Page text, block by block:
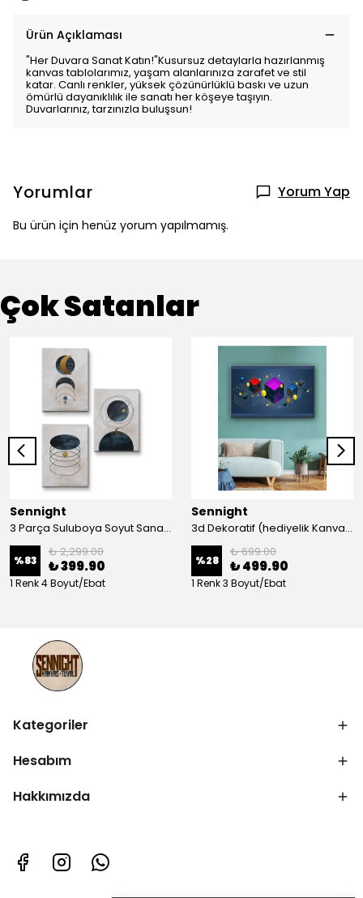
Ürün Açıklaması
"Her Duvara Sanat Katın!"Kusursuz detaylarla hazırlanmış
kanvas tablolarımız, yaşam alanlarınıza zarafet ve stil
katar. Canlı renkler, yüksek çözünürlüklü baskı ve uzun
ömürlü dayanıklılık ile sanatı her köşeye taşıyın.
Duvarlarınız, tarzınızla buluşsun!
Yorumlar Yorum Yap
Bu ürün için henüz yorum yapılmamış.
Çok Satanlar
Sennight
3 Parça Suluboya Soyut Sanat Koleksiyonu Dekoratif Kanvas Tablo
%83
₺ 2,299.00
₺ 399.90
1 Renk 4 Boyut/Ebat
Sennight
3d Dekoratif (hediyelik Kanvas Tablo)
%28
₺ 699.00
₺ 499.90
1 Renk 3 Boyut/Ebat
Kategoriler
Hesabım
Hakkımızda